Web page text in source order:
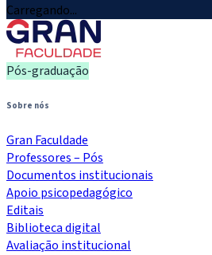
Carregando...
Pós-graduação
Sobre nós
Gran Faculdade
Professores – Pós
Documentos institucionais
Apoio psicopedagógico
Editais
Biblioteca digital
Avaliação institucional